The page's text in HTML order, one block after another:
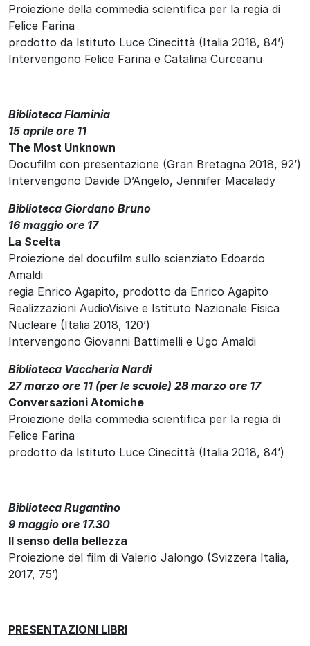
Proiezione della commedia scientifica per la regia di
Felice Farina
prodotto da Istituto Luce Cinecittà (Italia 2018, 84’)
Intervengono Felice Farina e Catalina Curceanu
Biblioteca Flaminia
15 aprile ore 11
The Most Unknown
Docufilm con presentazione (Gran Bretagna 2018, 92’)
Intervengono Davide D’Angelo, Jennifer Macalady
Biblioteca Giordano Bruno
16 maggio ore 17
La Scelta
Proiezione del docufilm sullo scienziato Edoardo
Amaldi
regia Enrico Agapito, prodotto da Enrico Agapito
Realizzazioni AudioVisive e Istituto Nazionale Fisica
Nucleare (Italia 2018, 120’)
Intervengono Giovanni Battimelli e Ugo Amaldi
Biblioteca Vaccheria Nardi
27 marzo ore 11 (per le scuole) 28 marzo ore 17
Conversazioni Atomiche
Proiezione della commedia scientifica per la regia di
Felice Farina
prodotto da Istituto Luce Cinecittà (Italia 2018, 84’)
Biblioteca Rugantino
9 maggio ore 17.30
Il senso della bellezza
Proiezione del film di Valerio Jalongo (Svizzera Italia,
2017, 75’)
PRESENTAZIONI LIBRI